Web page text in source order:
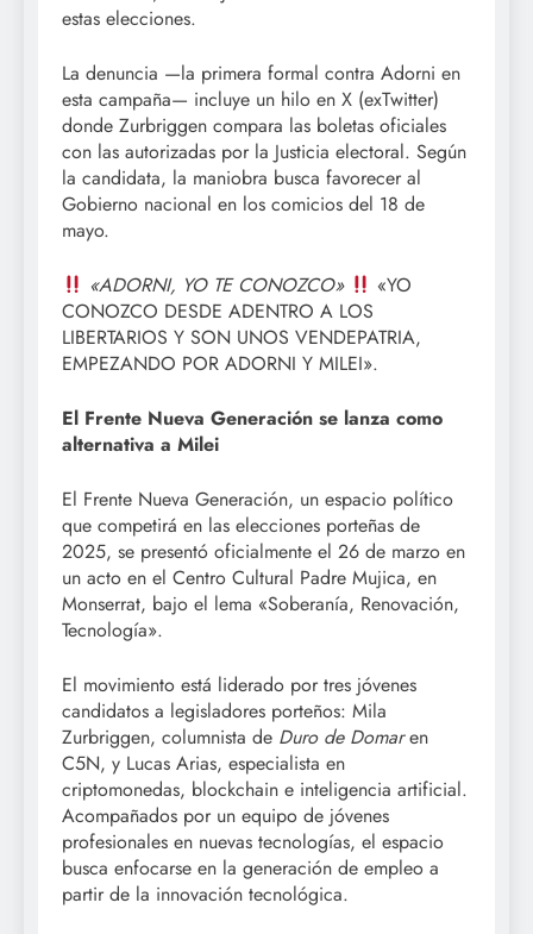
estas elecciones.
La denuncia —la primera formal contra Adorni en
esta campaña— incluye un hilo en X (exTwitter)
donde Zurbriggen compara las boletas oficiales
con las autorizadas por la Justicia electoral. Según
la candidata, la maniobra busca favorecer al
Gobierno nacional en los comicios del 18 de
mayo.
«ADORNI, YO TE CONOZCO»
«YO
CONOZCO DESDE ADENTRO A LOS
LIBERTARIOS Y SON UNOS VENDEPATRIA,
EMPEZANDO POR ADORNI Y MILEI».
El Frente Nueva Generación se lanza como
alternativa a Milei
El Frente Nueva Generación, un espacio político
que competirá en las elecciones porteñas de
2025, se presentó oficialmente el 26 de marzo en
un acto en el Centro Cultural Padre Mujica, en
Monserrat, bajo el lema «Soberanía, Renovación,
Tecnología».
El movimiento está liderado por tres jóvenes
candidatos a legisladores porteños: Mila
Zurbriggen, columnista de Duro de Domaren
C5N, y Lucas Arias, especialista en
criptomonedas, blockchain e inteligencia artificial.
Acompañados por un equipo de jóvenes
profesionales en nuevas tecnologías, el espacio
busca enfocarse en la generación de empleo a
partir de la innovación tecnológica.